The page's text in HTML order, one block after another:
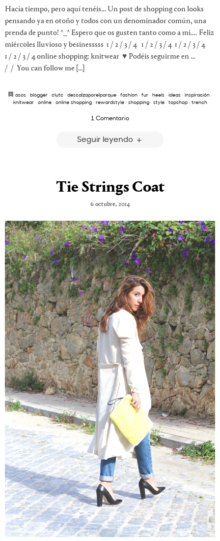
Hacía tiempo, pero aquí tenéis… Un post de shopping con looks
pensando ya en otoño y todos con un denominador común, una
prenda de punto! ^_^ Espero que os gusten tanto como a mi…. Feliz
miércoles lluvioso y besinesssss 1 / 2 / 3 / 4 1 / 2 / 3 / 4 1 / 2 / 3 / 4
1 / 2 / 3 / 4 online shopping: knitwear ♥ Podéis seguirme en …
/ / You can follow me […]
asos · blogger · clutc · descalzaporelparque · fashion · fur · heels · ideas · inspiración ·
knitwear· online· online shopping· rewardstyle· shopping· style· topshop· trench
1 Comentario
Seguir leyendo
Tie Strings Coat
6 octubre, 2014